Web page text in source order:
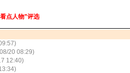
点人物”评选
20 08:29)
12:40)